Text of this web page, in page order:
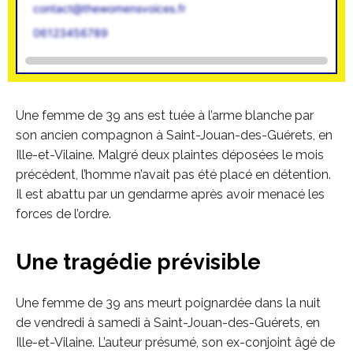
contact@thewomensvoices.fr
06123456789
Une femme de 39 ans est tuée à l’arme blanche par
son ancien compagnon à Saint-Jouan-des-Guérets, en
Ille-et-Vilaine. Malgré deux plaintes déposées le mois
précédent, l’homme n’avait pas été placé en détention.
Il est abattu par un gendarme après avoir menacé les
forces de l’ordre.
Une tragédie prévisible
Une femme de 39 ans meurt poignardée dans la nuit
de vendredi à samedi à Saint-Jouan-des-Guérets, en
Ille-et-Vilaine. L’auteur présumé, son ex-conjoint âgé de